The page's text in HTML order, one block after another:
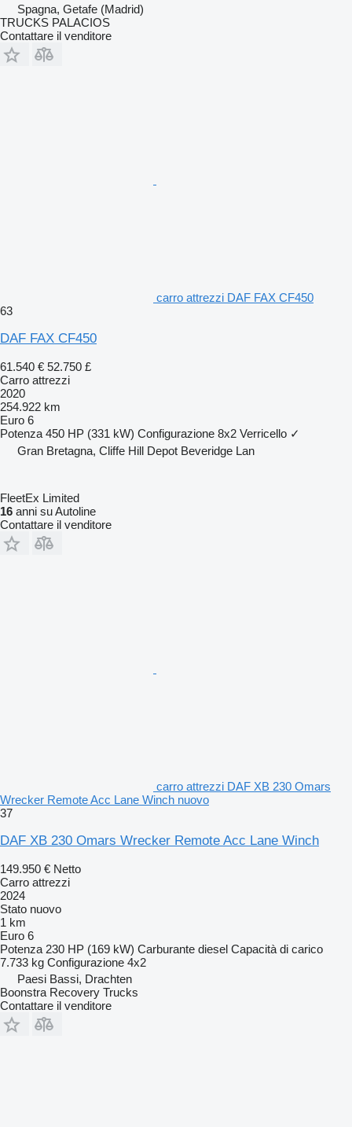
Spagna, Getafe (Madrid)
TRUCKS PALACIOS
Contattare il venditore
carro attrezzi DAF FAX CF450
63
DAF FAX CF450
61.540 € 52.750 £
Carro attrezzi
2020
254.922 km
Euro 6
Potenza 450 HP (331 kW) Configurazione 8x2 Verricello ✓
Gran Bretagna, Cliffe Hill Depot Beveridge Lan
FleetEx Limited
16 anni su Autoline
Contattare il venditore
carro attrezzi DAF XB 230 Omars
Wrecker Remote Acc Lane Winch nuovo
37
DAF XB 230 Omars Wrecker Remote Acc Lane Winch
149.950 € Netto
Carro attrezzi
2024
Stato nuovo
1 km
Euro 6
Potenza 230 HP (169 kW) Carburante diesel Capacità di carico
7.733 kg Configurazione 4x2
Paesi Bassi, Drachten
Boonstra Recovery Trucks
Contattare il venditore